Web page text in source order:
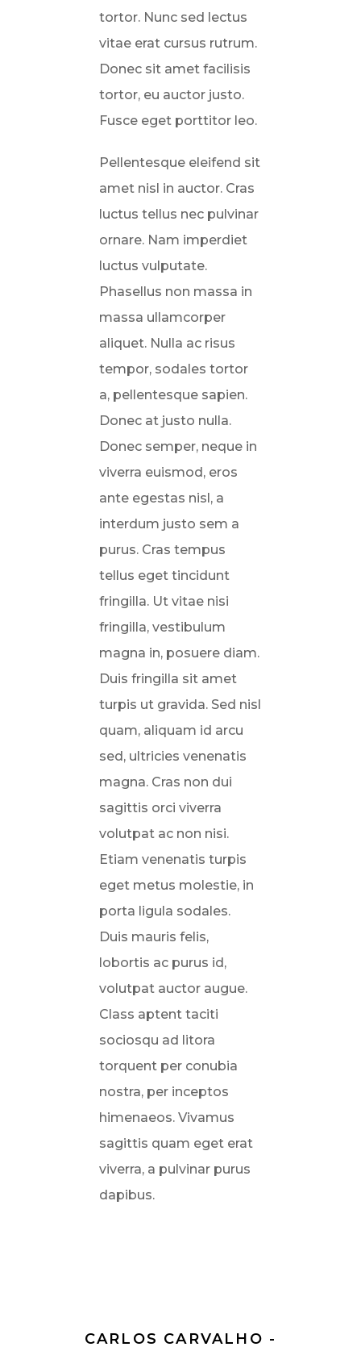
tortor. Nunc sed lectus
vitae erat cursus rutrum.
Donec sit amet facilisis
tortor, eu auctor justo.
Fusce eget porttitor leo.
Pellentesque eleifend sit
amet nisl in auctor. Cras
luctus tellus nec pulvinar
ornare. Nam imperdiet
luctus vulputate.
Phasellus non massa in
massa ullamcorper
aliquet. Nulla ac risus
tempor, sodales tortor
a, pellentesque sapien.
Donec at justo nulla.
Donec semper, neque in
viverra euismod, eros
ante egestas nisl, a
interdum justo sem a
purus. Cras tempus
tellus eget tincidunt
fringilla. Ut vitae nisi
fringilla, vestibulum
magna in, posuere diam.
Duis fringilla sit amet
turpis ut gravida. Sed nisl
quam, aliquam id arcu
sed, ultricies venenatis
magna. Cras non dui
sagittis orci viverra
volutpat ac non nisi.
Etiam venenatis turpis
eget metus molestie, in
porta ligula sodales.
Duis mauris felis,
lobortis ac purus id,
volutpat auctor augue.
Class aptent taciti
sociosqu ad litora
torquent per conubia
nostra, per inceptos
himenaeos. Vivamus
sagittis quam eget erat
viverra, a pulvinar purus
dapibus.
CARLOS CARVALHO -